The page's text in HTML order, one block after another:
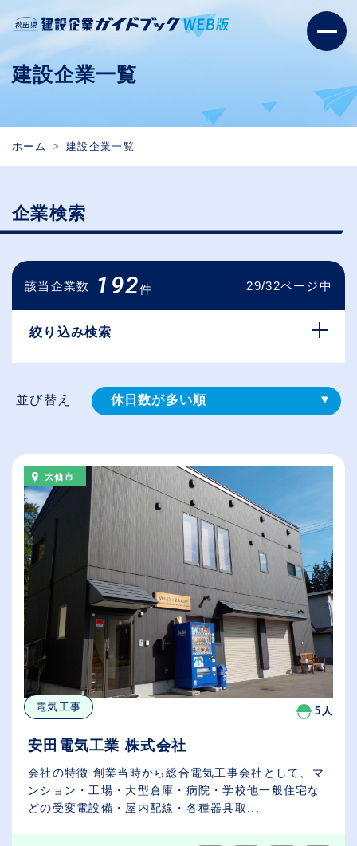
建設企業一覧
ホーム 建設企業一覧
企業検索
該当企業数 192件 29/32ページ中
絞り込み検索
並び替え 休日数が多い順
給与が高い順
（⾼卒の給与を基準）
従業員が多い順
大仙市
電気工事 5人
安田電気工業 株式会社
会社の特徴 創業当時から総合電気工事会社として、マ
ンション・工場・大型倉庫・病院・学校他一般住宅な
どの受変電設備・屋内配線・各種器具取...